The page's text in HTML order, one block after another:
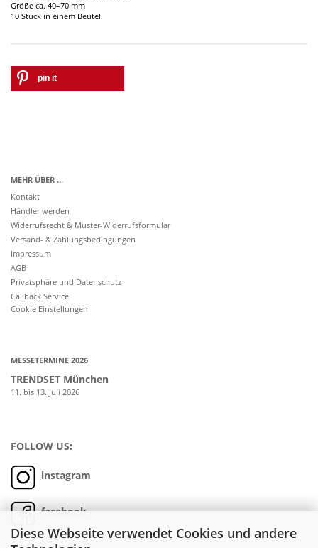
Diese Webseite verwendet Cookies und andere
Größe ca. 40–70 mm
10 Stück in einem Beutel.
pin it
MEHR ÜBER ...
Kontakt
Händler werden
Widerrufsrecht & Muster-Widerrufsformular
Versand- & Zahlungsbedingungen
Impressum
AGB
Privatsphäre und Datenschutz
Callback Service
Cookie Einstellungen
MESSETERMINE 2026
TRENDSET München
11. bis 13. Juli 2026
FOLLOW US:
instagram
facebook